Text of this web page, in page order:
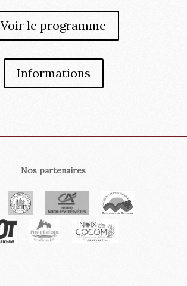
Voir le programme
Informations
Nos partenaires